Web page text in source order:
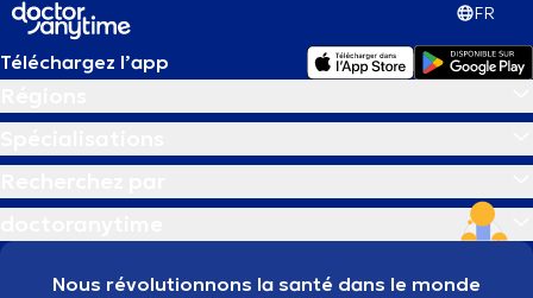
FR
Téléchargez l’app
Nous révolutionnons la santé dans le monde